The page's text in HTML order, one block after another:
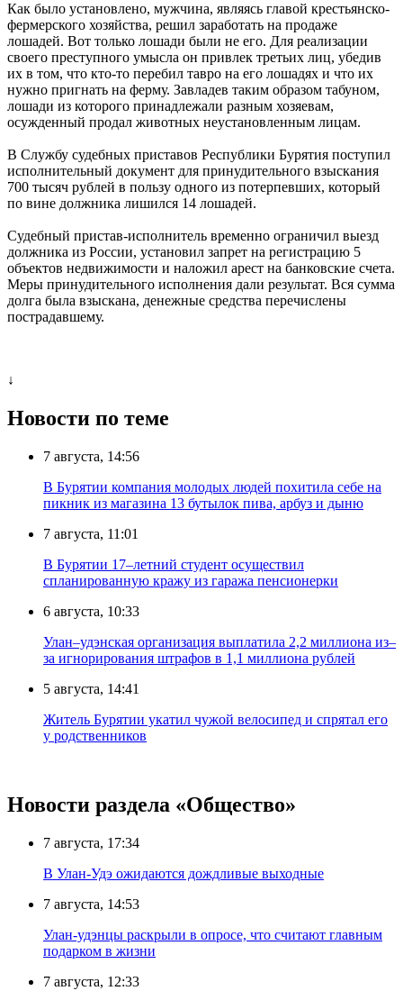
Как было установлено, мужчина, являясь главой крестьянско-
фермерского хозяйства, решил заработать на продаже
лошадей. Вот только лошади были не его. Для реализации
своего преступного умысла он привлек третьих лиц, убедив
их в том, что кто-то перебил тавро на его лошадях и что их
нужно пригнать на ферму. Завладев таким образом табуном,
лошади из которого принадлежали разным хозяевам,
осужденный продал животных неустановленным лицам.
В Службу судебных приставов Республики Бурятия поступил
исполнительный документ для принудительного взыскания
700 тысяч рублей в пользу одного из потерпевших, который
по вине должника лишился 14 лошадей.
Судебный пристав-исполнитель временно ограничил выезд
должника из России, установил запрет на регистрацию 5
объектов недвижимости и наложил арест на банковские счета.
Меры принудительного исполнения дали результат. Вся сумма
долга была взыскана, денежные средства перечислены
пострадавшему.
↓
Новости по теме
7 августа, 14:56
В Бурятии компания молодых людей похитила себе на
пикник из магазина 13 бутылок пива, арбуз и дыню
7 августа, 11:01
В Бурятии 17–летний студент осуществил
спланированную кражу из гаража пенсионерки
6 августа, 10:33
Улан–удэнская организация выплатила 2,2 миллиона из–
за игнорирования штрафов в 1,1 миллиона рублей
5 августа, 14:41
Житель Бурятии укатил чужой велосипед и спрятал его
у родственников
Новости раздела «Общество»
7 августа, 17:34
В Улан-Удэ ожидаются дождливые выходные
7 августа, 14:53
Улан-удэнцы раскрыли в опросе, что считают главным
подарком в жизни
7 августа, 12:33